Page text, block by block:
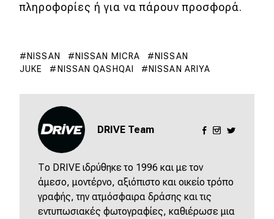
Μεταχειρισμένο
Συμβουλές
Χρηστικά
Συμβουλές
ΚΤΕΟ
Οδική βοήθεια
πληροφορίες ή για να πάρουν προσφορά.
NISSAN NISSAN MICRA
NISSAN
JUKE
NISSAN QASHQAI NISSAN ARIYA
DRIVE Team
Το DRIVE ιδρύθηκε το 1996 και με τον
άμεσο, μοντέρνο, αξιόπιστο και οικείο τρόπο
γραφής, την ατμόσφαιρα δράσης και τις
εντυπωσιακές φωτογραφίες, καθιέρωσε μια